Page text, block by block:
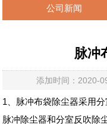
公司新闻
脉冲
添加时间：2020-
1、脉冲布袋除尘器采用
脉冲除尘器和分室反吹除